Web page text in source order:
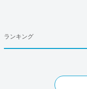
ランキング